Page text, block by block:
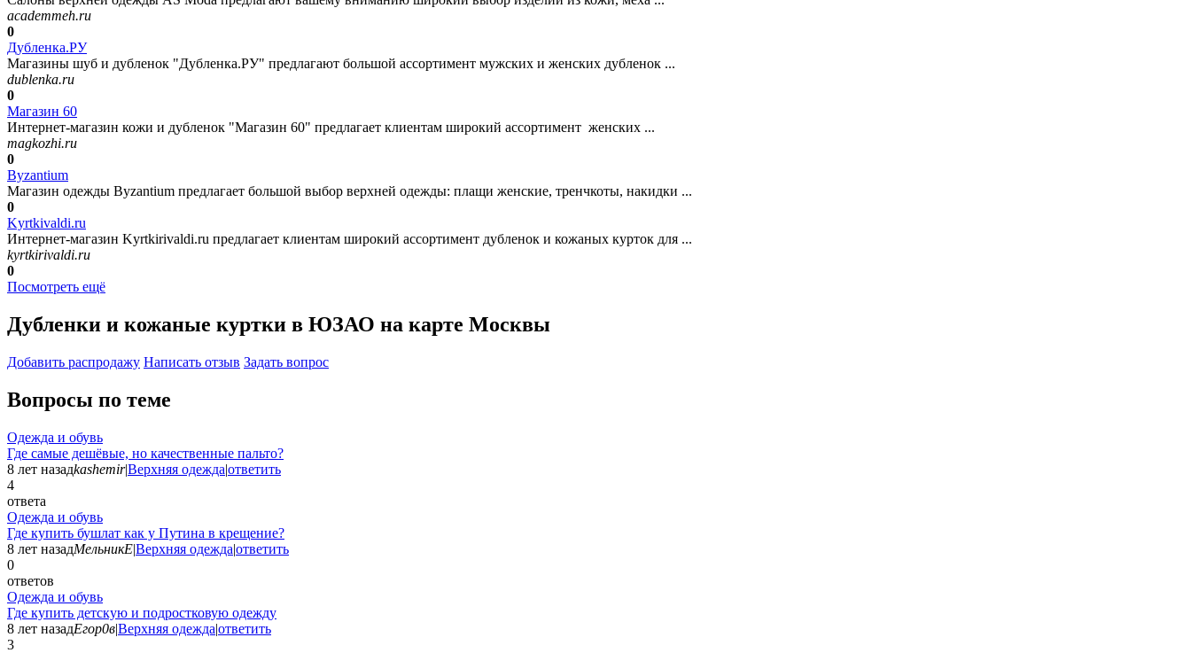
academmeh.ru
0
Дубленка.РУ
Магазины шуб и дубленок "Дубленка.РУ" предлагают большой ассортимент мужских и женских дубленок ...
dublenka.ru
0
Магазин 60
Интернет-магазин кожи и дубленок "Магазин 60" предлагает клиентам широкий ассортимент женских ...
magkozhi.ru
0
Byzantium
Магазин одежды Byzantium предлагает большой выбор верхней одежды: плащи женские, тренчкоты, накидки ...
0
Kyrtkivaldi.ru
Интернет-магазин Kyrtkirivaldi.ru предлагает клиентам широкий ассортимент дубленок и кожаных курток для ...
kyrtkirivaldi.ru
0
Посмотреть ещё
Дубленки и кожаные куртки в ЮЗАО на карте Москвы
Добавить раcпродажу Написать отзыв Задать вопрос
Вопросы по теме
Одежда и обувь
Где самые дешёвые, но качественные пальто?
8 лет назадkashemir|Верхняя одежда|ответить
4
ответа
Одежда и обувь
Где купить бушлат как у Путина в крещение?
8 лет назадМельникЕ|Верхняя одежда|ответить
0
ответов
Одежда и обувь
Где купить детскую и подростковую одежду
8 лет назадЕгор0в|Верхняя одежда|ответить
3